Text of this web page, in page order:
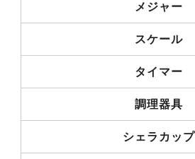
メジャー
スケール
タイマー
調理器具
シェラカップ